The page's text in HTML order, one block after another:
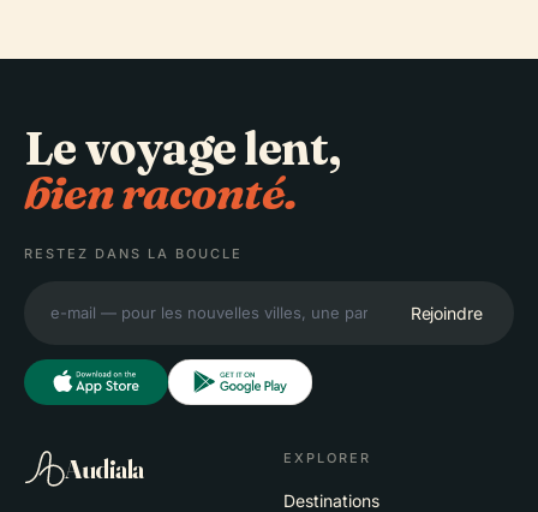
Le voyage lent,
bien raconté.
RESTEZ DANS LA BOUCLE
Rejoindre
Audiala EXPLORER
Destinations